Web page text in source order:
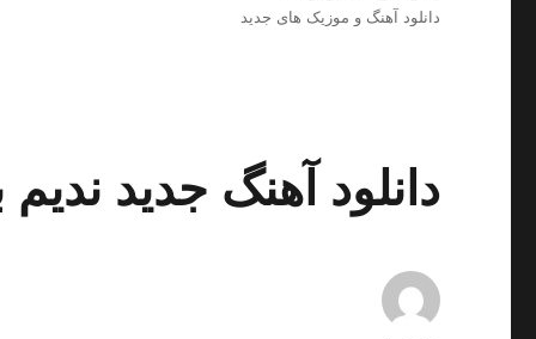
دانلود آهنگ و موزیک های جدید
دانلود آهنگ جدید ندیم